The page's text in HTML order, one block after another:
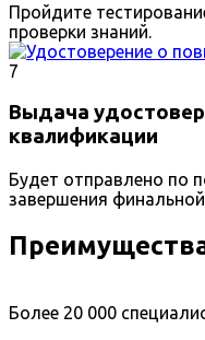
Пройдите
проверки знаний.
7
Выдача
квалификации
Будет отправлено по
завершения
Более 20 000